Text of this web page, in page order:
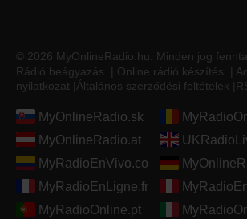
© 2026 MyOnlineRadio.hu. Minden jog
Rádió beágyazás
Online rádió készítés
nyilatkozat
Általános szerződési feltételek
MyOnlineRadio.sk
MyOnlineRadio.at
MyRadioEnVivo.co
MyRadioEnLigne.fr
MyRadioOnline.pt